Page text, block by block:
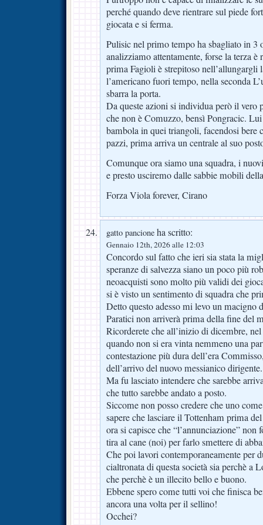
perché quando deve rientrare sul piede
giocata e si ferma.
Pulisic nel primo tempo ha sbagliato in 3
analizziamo attentamente, forse la terza
prima Fagioli è strepitoso nell’allungargli
l’americano fuori tempo, nella seconda
sbarra la porta.
Da queste azioni si individua però il vero
che non è Comuzzo, bensì Pongracic.
bambola in quei triangoli, facendosi bere
pazzi, prima arriva un centrale al suo
Comunque ora siamo una squadra, i
e presto usciremo dalle sabbie mobili
Forza Viola forever, Cirano
gatto pancione ha scritto:
Gennaio 12th, 2026 alle 12:03
Concordo sul fatto che ieri sia stata la
speranze di salvezza siano un poco più
neoacquisti sono molto più validi dei
si è visto un sentimento di squadra che
Detto questo adesso mi levo un macigno
Paratici non arriverà prima della fine del
Ricorderete che all’inizio di dicembre,
quando non si era vinta nemmeno una
contestazione più dura dell’era
dell’arrivo del nuovo messianico dirigente.
Ma fu lasciato intendere che sarebbe
che tutto sarebbe andato a posto.
Siccome non posso credere che uno
sapere che lasciare il Tottenham prima
ora si capisce che “l’annunciazione” non
tira al cane (noi) per farlo smettere di
Che poi lavori contemporaneamente per
cialtronata di questa società sia perchè a
che perchè è un illecito bello e buono.
Ebbene spero come tutti voi che finisca
ancora una volta per il sellino!
Occhei?